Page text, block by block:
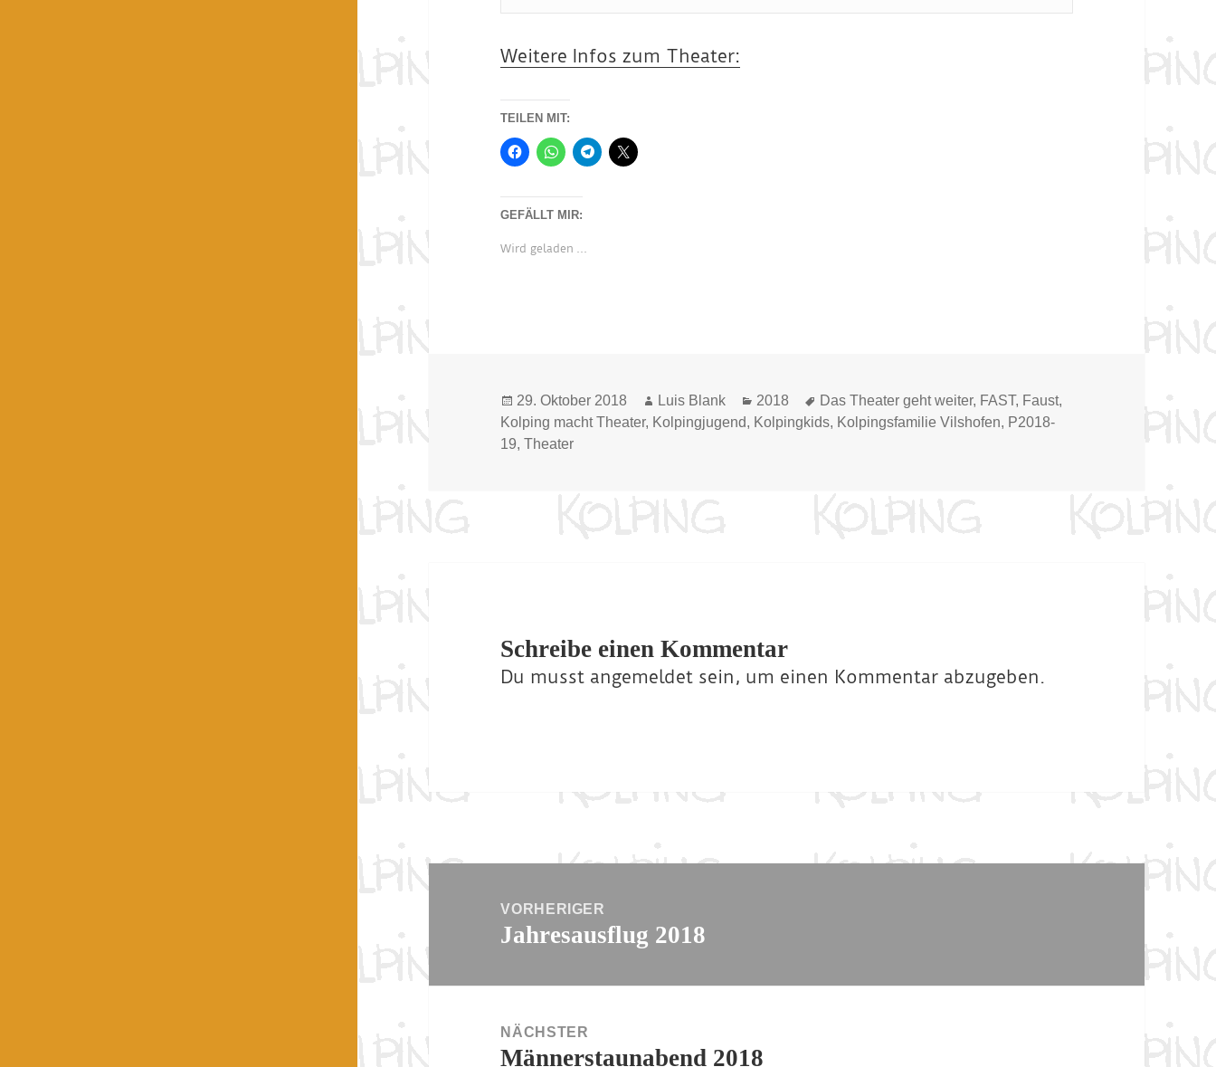
Weitere Infos zum Theater:
TEILEN MIT:
GEFÄLLT MIR:
Wird geladen …
Veröffentlicht
am
29. Oktober 2018 Autor
Luis Blank Kategorien
2018 Schlagwörter
Das Theater geht weiter, FAST, Faust,
Kolping macht Theater, Kolpingjugend, Kolpingkids, Kolpingsfamilie Vilshofen, P2018-
19,Theater
Schreibe einen Kommentar
Du musst angemeldet sein, um einen Kommentar abzugeben.
VORHERIGER
Vorheriger
Jahresausflug 2018
NÄCHSTER
Nächster
Männerstaunabend 2018